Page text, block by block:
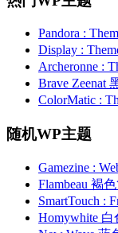
Pandora :
Display :
Archeronne :
Brave Zeenat
ColorMatic :
随机WP主题
Gamezine :
Flambeau 褐
SmartTouch :
Homywhite